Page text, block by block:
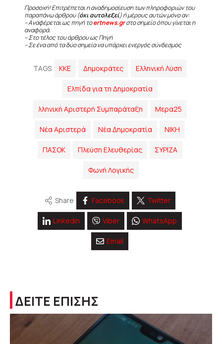
Προσοχή! Επιτρέπεται η αναδημοσίευση των πληροφοριών του
παραπάνω άρθρου (όχι αυτολεξεί) ή μέρους αυτών μόνο αν:
– Αναφέρεται ως πηγή τοertnews.grστο σημείο όπου γίνεται η
αναφορά.
– Στο τέλος του άρθρου ως Πηγή
– Σε ένα από τα δύο σημεία να υπάρχει ενεργός σύνδεσμος
TAGS KKE Δημοκράτες Ελληνική Λύση
Ελπίδα για τη Δημοκρατία
λληνική Αριστερή Συμπαράταξη Μερα25
Νέα Αριστερά Νέα Δημοκρατία ΝΙΚΗ
ΠΑΣΟΚ Πλεύση Ελευθερίας ΣΥΡΙΖΑ
Φωνή Λογικής
Share Facebook Twitter
Linkedin Viber WhatsApp
Email
ΔΕΙΤΕ ΕΠΙΣΗΣ